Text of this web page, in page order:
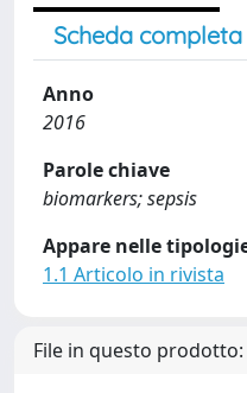
Scheda completa
Anno
2016
Parole chiave
biomarkers; sepsis
Appare nelle
1.1 Articolo in rivista
File in questo prodotto: